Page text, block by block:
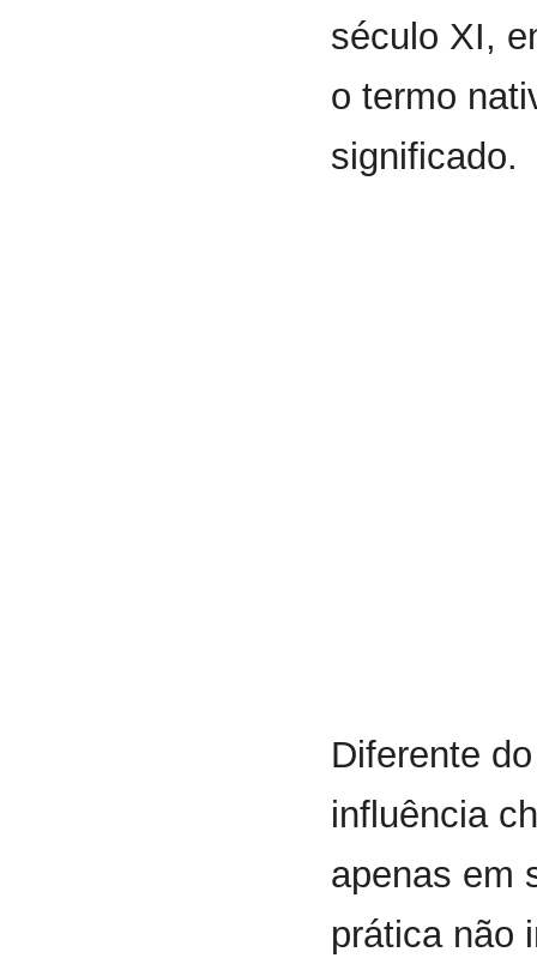
século XI,
o termo
significado.
Diferente
influência
apenas em
prática não